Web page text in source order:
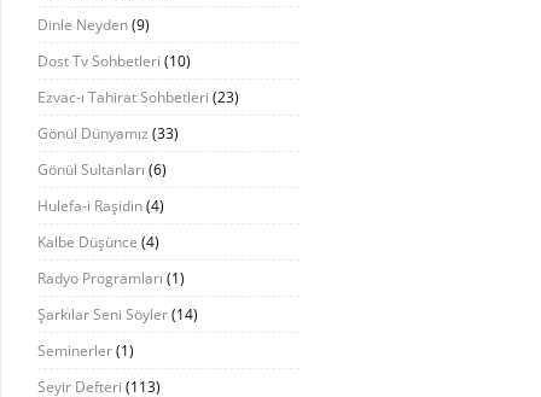
Dinle Neyden(9)
Dost Tv Sohbetleri (10)
Ezvac-ı Tahirat Sohbetleri (23)
Gönül Dünyamız (33)
Gönül Sultanları (6)
Hulefa-i Raşidin(4)
Kalbe Düşünce (4)
Radyo Programları (1)
Şarkılar Seni Söyler(14)
Seminerler(1)
Seyir Defteri (113)